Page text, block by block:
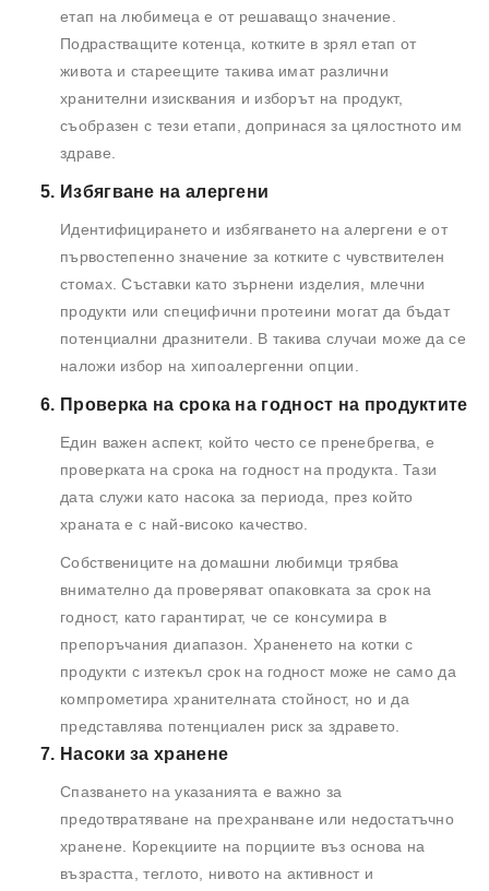
етап на любимеца е от решаващо значение.
Подрастващите котенца, котките в зрял етап от
живота и стареещите такива имат различни
хранителни изисквания и изборът на продукт,
съобразен с тези етапи, допринася за цялостното им
здраве.
Избягване на алергени
Идентифицирането и избягването на алергени е от
първостепенно значение за котките с чувствителен
стомах. Съставки като зърнени изделия, млечни
продукти или специфични протеини могат да бъдат
потенциални дразнители. В такива случаи може да се
наложи избор на хипоалергенни опции.
Проверка на срока на годност на продуктите
Един важен аспект, който често се пренебрегва, е
проверката на срока на годност на продукта. Тази
дата служи като насока за периода, през който
храната е с най-високо качество.
Собствениците на домашни любимци трябва
внимателно да проверяват опаковката за срок на
годност, като гарантират, че се консумира в
препоръчания диапазон. Храненето на котки с
продукти с изтекъл срок на годност може не само да
компрометира хранителната стойност, но и да
представлява потенциален риск за здравето.
Насоки за хранене
Спазването на указанията е важно за
предотвратяване на прехранване или недостатъчно
хранене. Корекциите на порциите въз основа на
възрастта, теглото, нивото на активност и